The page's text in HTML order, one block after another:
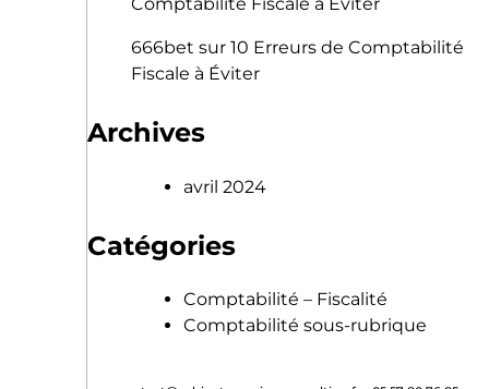
666bet sur 10 Erreurs de Comptabilité
Fiscale à Éviter
Archives
avril 2024
Catégories
Comptabilité – Fiscalité
Comptabilité sous-rubrique